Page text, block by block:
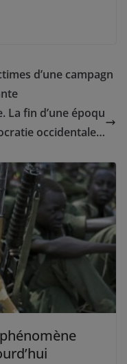
d’une campagn
La fin d’une époqu
occidentale…